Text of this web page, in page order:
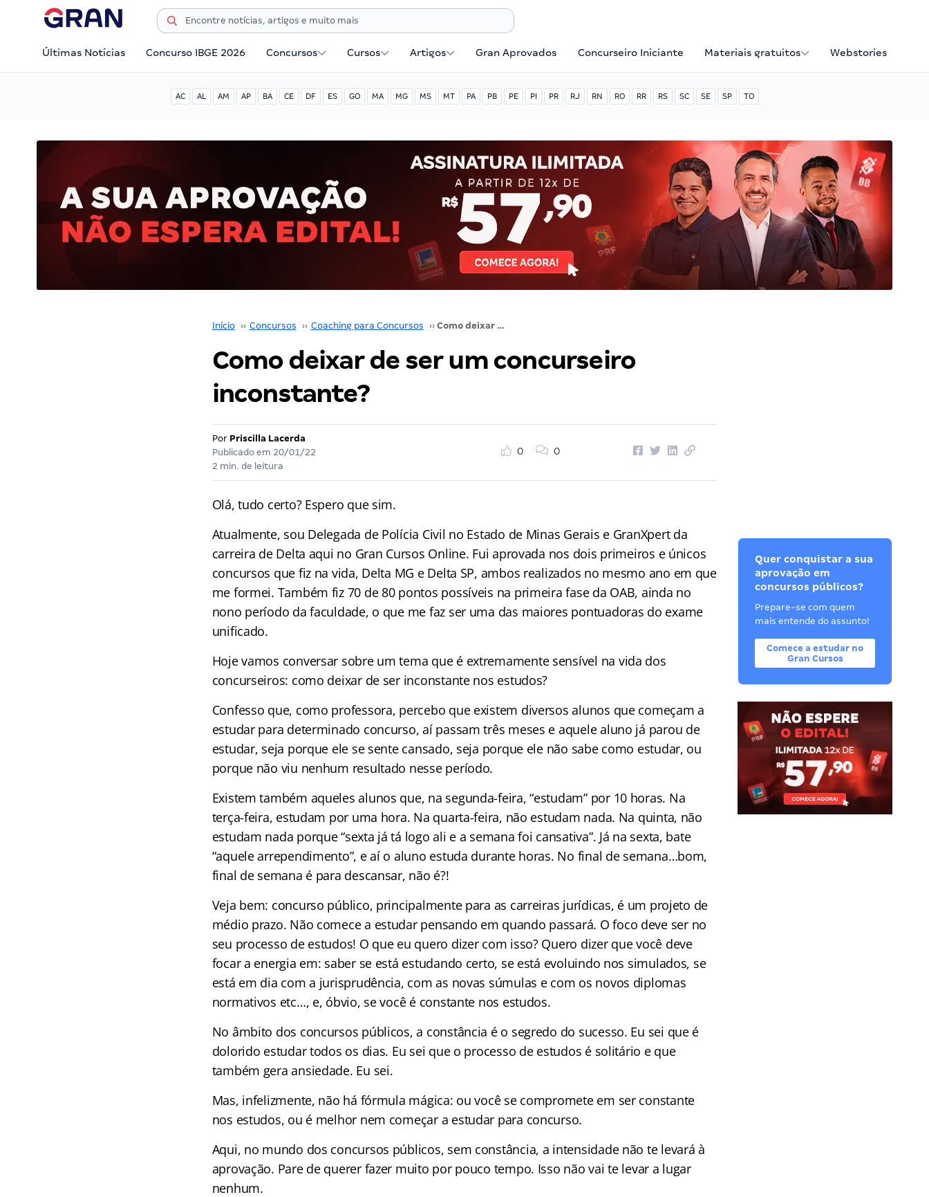
Últimas Notícias Concurso IBGE 2026 Concursos Cursos Artigos Gran Aprovados Concurseiro Iniciante Materiais gratuitos Webstories
AC AL AM AP BA CE DF ES GO MA MG MS MT PA PB PE PI PR RJ RN RO RR RS SC SE SP TO
Início ›› Concursos ›› Coaching para Concursos ›› Como deixar de ser um concurseiro inconstante?
Como deixar de ser um concurseiro
inconstante?
Por Priscilla Lacerda
Publicado em 20/01/22
2 min. de leitura
0 0
Olá, tudo certo? Espero que sim.
Atualmente, sou Delegada de Polícia Civil no Estado de Minas Gerais e GranXpert da
carreira de Delta aqui no Gran Cursos Online. Fui aprovada nos dois primeiros e únicos
concursos que fiz na vida, Delta MG e Delta SP, ambos realizados no mesmo ano em que
me formei. Também fiz 70 de 80 pontos possíveis na primeira fase da OAB, ainda no
nono período da faculdade, o que me faz ser uma das maiores pontuadoras do exame
unificado.
Hoje vamos conversar sobre um tema que é extremamente sensível na vida dos
concurseiros: como deixar de ser inconstante nos estudos?
Confesso que, como professora, percebo que existem diversos alunos que começam a
estudar para determinado concurso, aí passam três meses e aquele aluno já parou de
estudar, seja porque ele se sente cansado, seja porque ele não sabe como estudar, ou
porque não viu nenhum resultado nesse período.
Existem também aqueles alunos que, na segunda-feira, “estudam” por 10 horas. Na
terça-feira, estudam por uma hora. Na quarta-feira, não estudam nada. Na quinta, não
estudam nada porque “sexta já tá logo ali e a semana foi cansativa”. Já na sexta, bate
“aquele arrependimento”, e aí o aluno estuda durante horas. No final de semana…bom,
final de semana é para descansar, não é?!
Veja bem: concurso público, principalmente para as carreiras jurídicas, é um projeto de
médio prazo. Não comece a estudar pensando em quando passará. O foco deve ser no
seu processo de estudos! O que eu quero dizer com isso? Quero dizer que você deve
focar a energia em: saber se está estudando certo, se está evoluindo nos simulados, se
está em dia com a jurisprudência, com as novas súmulas e com os novos diplomas
normativos etc…, e, óbvio, se você é constante nos estudos.
No âmbito dos concursos públicos, a constância é o segredo do sucesso. Eu sei que é
dolorido estudar todos os dias. Eu sei que o processo de estudos é solitário e que
também gera ansiedade. Eu sei.
Mas, infelizmente, não há fórmula mágica: ou você se compromete em ser constante
nos estudos, ou é melhor nem começar a estudar para concurso.
Aqui, no mundo dos concursos públicos, sem constância, a intensidade não te levará à
aprovação. Pare de querer fazer muito por pouco tempo. Isso não vai te levar a lugar
nenhum.
Quer conquistar a sua
aprovação em
concursos públicos?
Prepare-se com quem
mais entende do assunto!
Comece a estudar no
Gran Cursos